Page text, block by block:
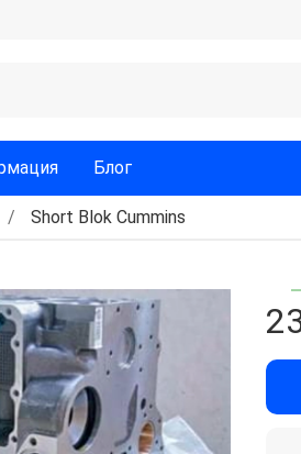
Блог
Short Blok Cummins